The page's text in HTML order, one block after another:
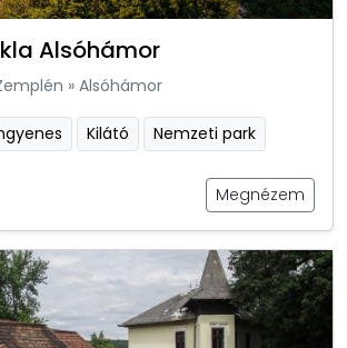
Alsóhámor
» Alsóhámor
Kilátó Nemzeti park
Megnézem